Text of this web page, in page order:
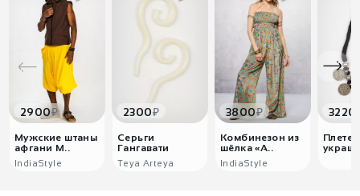
2900₽
Мужские штаны
афгани М..
IndiaStyle
2300₽
Серьги
Гангавати
Teya Arteya
3800₽
Комбинезон из
шёлка «А..
IndiaStyle
3220